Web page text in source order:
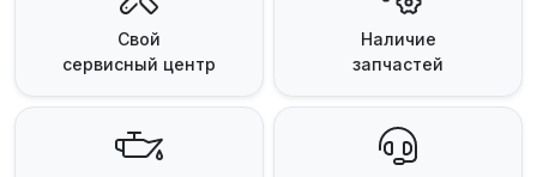
Свой
сервисный центр
Наличие
запчастей